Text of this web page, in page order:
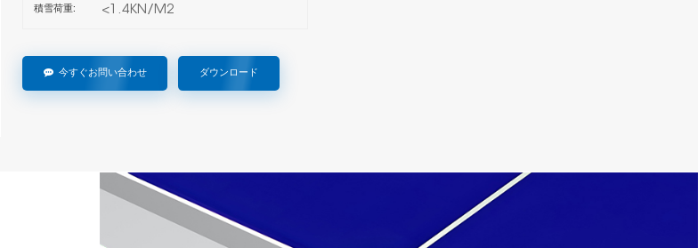
積雪荷重: <1.4KN/M2
今すぐお問い合わせ ダウンロード